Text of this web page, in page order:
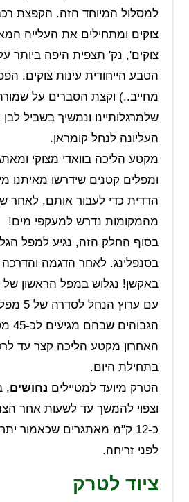
למסלול המיוחד הזה. הקפצת
צוקים ומתחילים את העלייה
צוקים', נק' תצפית היפה ביותר
הטבע הייחודית עינות צוקים.
מחייב..) וקצת הסברים על
שלמרגלותיינו ונמשיך בשביל
העליונה לנחל קומראן.
מקטע הליכה בוואדי מצוקי
ומפלים קטנים שידרשו מאיתנו
הדדית כדי לעבור אותם, לאחר
מהמקומות נדרש למעקפי מים!
בסוף החלק הזה, נגיע למפל
בסנפלינג. לאחר הדגמה והדרכה
עם ערוץ
האחרון מקטע הליכה קצר עד
בתחילת היום.
הטרק מיועד למטיילים נחושים,
וצפוי להמשך עד לשעות אחר
כ-12 ק"מ מאתגרים שכאמור
לפני זריחה.
ציוד לטרק